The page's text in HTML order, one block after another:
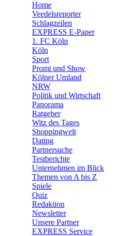
🛒 Shoppingwelt
🧩 Spiele
Home
Veedelsreporter
Schlagzeilen
EXPRESS E-Paper
1. FC Köln
Köln
Sport
Promi und Show
Kölner Umland
NRW
Politik und Wirtschaft
Panorama
Ratgeber
Witz des Tages
Shoppingwelt
Dating
Partnersuche
Testberichte
Unternehmen im Blick
Themen von A bis Z
Spiele
Quiz
Redaktion
Newsletter
Unsere Partner
EXPRESS Service